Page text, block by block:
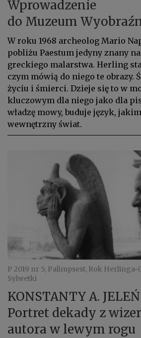
Wprowadzenie
do Muzeum
W roku 1968 archeolog Mario
pobliżu Paestum jedyny znany
greckiego malarstwa. Herling
czym mówią do niego te obrazy.
życiu i śmierci. Dzieje się to w
kluczowym dla niego jako dla
władzę mowy, buduje język,
wewnętrzny świat.
P 2019 nr 5, Palimpsest, Rok
Sylwetki
KONSTANTY A.
Portret dekady z
autora w lewym rogu